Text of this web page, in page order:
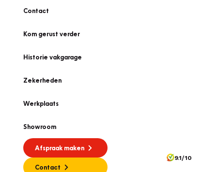
Contact
Kom gerust verder
Historie vakgarage
Zekerheden
Werkplaats
Showroom
Afspraak maken
Contact
9.1/10